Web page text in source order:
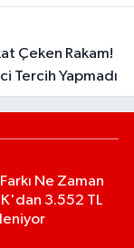
Tercih Yapmadı
Ne Zaman
3.552 TL